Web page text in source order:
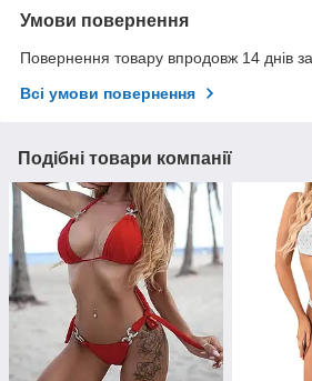
Умови повернення
Повернення товару впродовж 14 днів
Всі умови повернення
Подібні товари компанії